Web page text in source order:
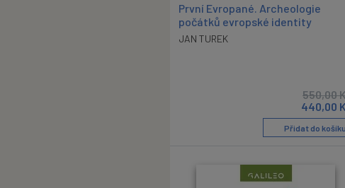
První Evropané. Archeologie
počátků evropské identity
JAN TUREK
550,00
440,00
Přidat do košíku